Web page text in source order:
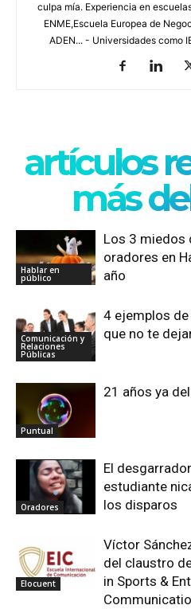
culpa mía. Experiencia en
ENME,Escuela Europea de
ADEN... - Universidades como
artículos
más
Hablar en
público
Los 3 miedos
oradores en
año
Comunicación y
Relaciones
Públicas
4 ejemplos
que no te
Puntual
21 años ya
Oradores
El
estudiante
los disparos
Elocuent
Víctor
del claustro
in Sports &